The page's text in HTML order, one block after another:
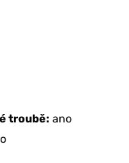
troubě: ano